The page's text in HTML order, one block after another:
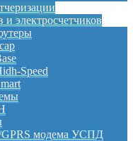
и электросчетчиков
Speed
модема УСПД